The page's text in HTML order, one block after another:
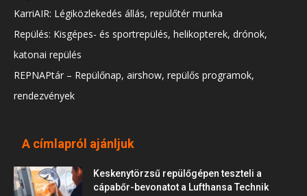
KarriAIR: Légiközlekedés állás, repülőtér munka
Repülés: Kisgépes- és sportrepülés, helikopterek, drónok,
katonai repülés
REPNAPtár – Repülőnap, airshow, repülős programok,
rendezvények
A címlapról ajánljuk
Keskenytörzsű repülőgépen teszteli a
cápabőr-bevonatot a Lufthansa Technik